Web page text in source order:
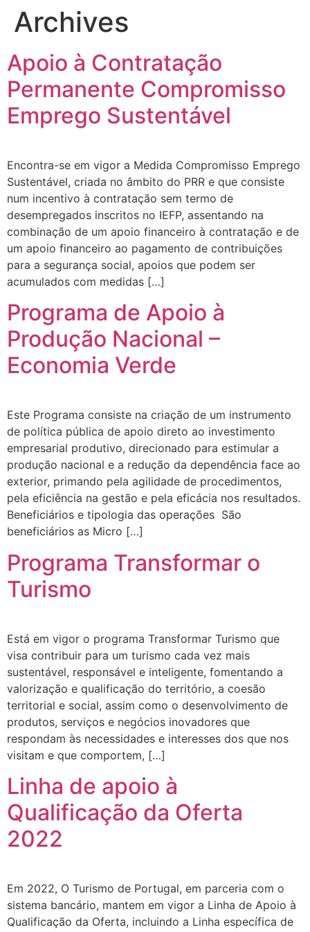
Archives
Apoio à Contratação
Permanente Compromisso
Emprego Sustentável
Encontra-se em vigor a Medida Compromisso Emprego
Sustentável, criada no âmbito do PRR e que consiste
num incentivo à contratação sem termo de
desempregados inscritos no IEFP, assentando na
combinação de um apoio financeiro à contratação e de
um apoio financeiro ao pagamento de contribuições
para a segurança social, apoios que podem ser
acumulados com medidas […]
Programa de Apoio à
Produção Nacional –
Economia Verde
Este Programa consiste na criação de um instrumento
de política pública de apoio direto ao investimento
empresarial produtivo, direcionado para estimular a
produção nacional e a redução da dependência face ao
exterior, primando pela agilidade de procedimentos,
pela eficiência na gestão e pela eficácia nos resultados.
Beneficiários e tipologia das operações São
beneficiários as Micro […]
Programa Transformar o
Turismo
Está em vigor o programa Transformar Turismo que
visa contribuir para um turismo cada vez mais
sustentável, responsável e inteligente, fomentando a
valorização e qualificação do território, a coesão
territorial e social, assim como o desenvolvimento de
produtos, serviços e negócios inovadores que
respondam às necessidades e interesses dos que nos
visitam e que comportem, […]
Linha de apoio à
Qualificação da Oferta
2022
Em 2022, O Turismo de Portugal, em parceria com o
sistema bancário, mantem em vigor a Linha de Apoio à
Qualificação da Oferta, incluindo a Linha específica de